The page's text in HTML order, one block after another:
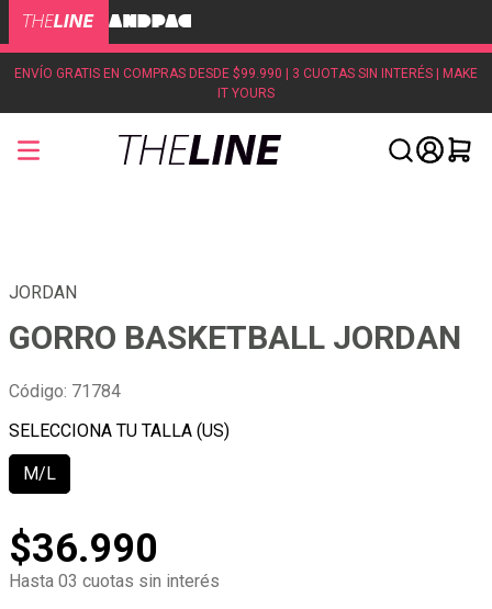
ENVÍO GRATIS EN COMPRAS DESDE $99.990 | 3 CUOTAS SIN INTERÉS | MAKE
IT YOURS
JORDAN
GORRO BASKETBALL JORDAN
Código: 71784
M/L
$36.990
Hasta 03 cuotas sin interés